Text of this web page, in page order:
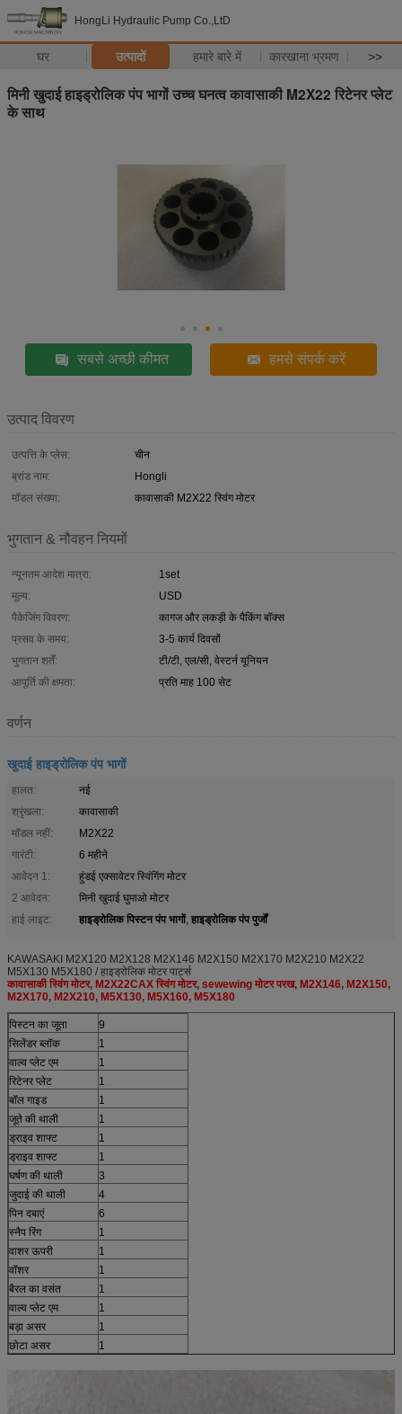
HongLi Hydraulic Pump Co.,LtD
घर उत्पादों हमारे बारे में कारखाना भ्रमण >>
मिनी खुदाई हाइड्रोलिक पंप भागों उच्च घनत्व कावासाकी M2X22 रिटेनर प्लेट
के साथ
सबसे अच्छी कीमत हमसे संपर्क करें
उत्पाद विवरण
उत्पत्ति के प्लेस:
चीन
ब्रांड नाम:
Hongli
मॉडल संख्या:
कावासाकी M2X22 स्विंग मोटर
भुगतान & नौवहन नियमों
न्यूनतम आदेश मात्रा:
1set
मूल्य:
USD
पैकेजिंग विवरण:
कागज और लकड़ी के पैकिंग बॉक्स
प्रसव के समय:
3-5 कार्य दिवसों
भुगतान शर्तें:
टी/टी, एल/सी, वेस्टर्न यूनियन
आपूर्ति की क्षमता:
प्रति माह 100 सेट
वर्णन
खुदाई हाइड्रोलिक पंप भागों
हालत:
नई
श्रृंखला:
कावासाकी
मॉडल नहीं:
M2X22
गारंटी:
6 महीने
आवेदन 1:
हुंडई एक्सावेटर स्विंगिंग मोटर
2 आवेदन:
मिनी खुदाई घुमाओ मोटर
हाई लाइट:
हाइड्रोलिक पिस्टन पंप भागों, हाइड्रोलिक पंप पुर्जों
KAWASAKI M2X120 M2X128 M2X146 M2X150 M2X170 M2X210 M2X22
M5X130 M5X180 / हाइड्रोलिक मोटर पार्ट्स
कावासाकी स्विंग मोटर, M2X22CAX स्विंग मोटर, sewewing मोटर परख, M2X146, M2X150,
M2X170, M2X210, M5X130, M5X160, M5X180
पिस्टन का जूता
9
सिलेंडर ब्लॉक
1
वाल्व प्लेट एम
1
रिटेनर प्लेट
1
बॉल गाइड
1
जूते की थाली
1
ड्राइव शाफ्ट
1
ड्राइव शाफ्ट
1
घर्षण की थाली
3
जुदाई की थाली
4
पिन दबाएं
6
स्नैप रिंग
1
वाशर ऊपरी
1
वॉशर
1
बैरल का वसंत
1
वाल्व प्लेट एम
1
बड़ा असर
1
छोटा असर
1